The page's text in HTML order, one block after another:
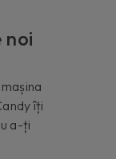
noi
îți
a-ți